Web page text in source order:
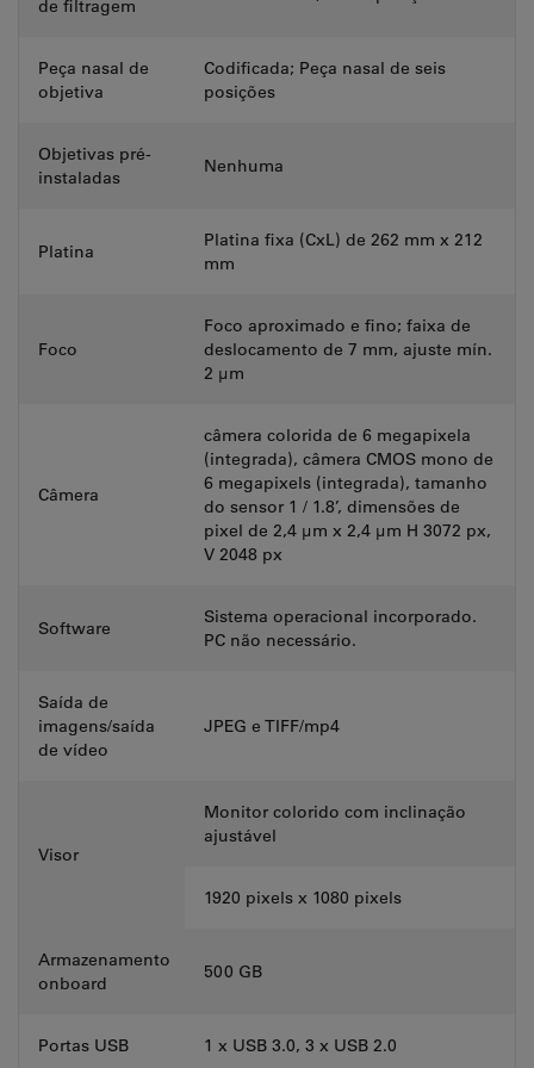
de filtragem
Peça nasal de
objetiva
Codificada; Peça nasal de seis
posições
Objetivas pré-
instaladas
Nenhuma
Platina
Platina fixa (CxL) de 262 mm x 212
mm
Foco
Foco aproximado e fino; faixa de
deslocamento de 7 mm, ajuste mín.
2 µm
Câmera
câmera colorida de 6 megapixela
(integrada), câmera CMOS mono de
6 megapixels (integrada), tamanho
do sensor 1 / 1.8’, dimensões de
pixel de 2,4 μm x 2,4 μm H 3072 px,
V 2048 px
Software
Sistema operacional incorporado.
PC não necessário.
Saída de
imagens/saída
de vídeo
JPEG e TIFF/mp4
Visor
Monitor colorido com inclinação
ajustável
1920 pixels x 1080 pixels
Armazenamento
onboard
500 GB
Portas USB 1 x USB 3.0, 3 x USB 2.0